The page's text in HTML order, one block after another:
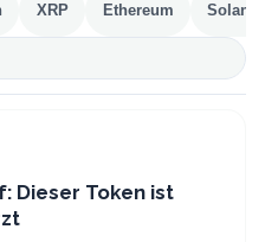
XRP Ethereum Solana
Dieser Token ist